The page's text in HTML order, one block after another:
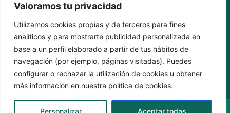
Valoramos tu privacidad
Utilizamos cookies propias y de terceros para fines
analíticos y para mostrarte publicidad personalizada en
base a un perfil elaborado a partir de tus hábitos de
navegación (por ejemplo, páginas visitadas). Puedes
configurar o rechazar la utilización de cookies u obtener
más información en nuestra política de cookies.
Personalizar Aceptar todas
SEGUROS
Para ti
Negocios y PYMES
Seguro de viaje
Seguro para Viviendas Vacacionales
Seguro para teléfonos móviles
KVILAR AGENTE CASER SANTA CRUZ DE TENERIFE Av.